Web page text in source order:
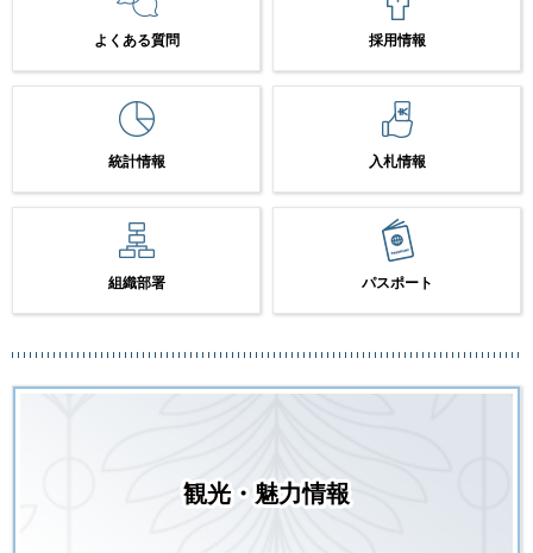
よくある質問 採用情報
統計情報 入札情報
組織部署 パスポート
観光・魅力情報